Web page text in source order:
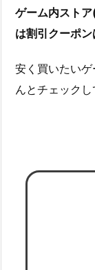
ゲーム内スト
は割引クーポン
安く買いたい
んとチェックし